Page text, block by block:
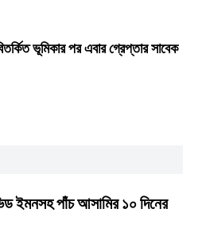
ভূমিকার পর এবার গ্রেপ্তার সাবেক
ইমনসহ পাঁচ আসামির ১০ দিনের